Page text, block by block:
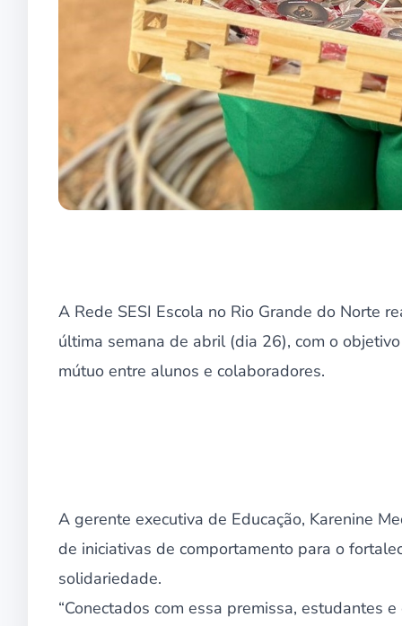
A Rede SESI Escola no Rio Grande do Norte
última semana de abril (dia 26), com o
mútuo entre alunos e colaboradores.
A gerente executiva de Educação, Karenine
de iniciativas de comportamento para o
solidariedade.
“Conectados com essa premissa, estudantes